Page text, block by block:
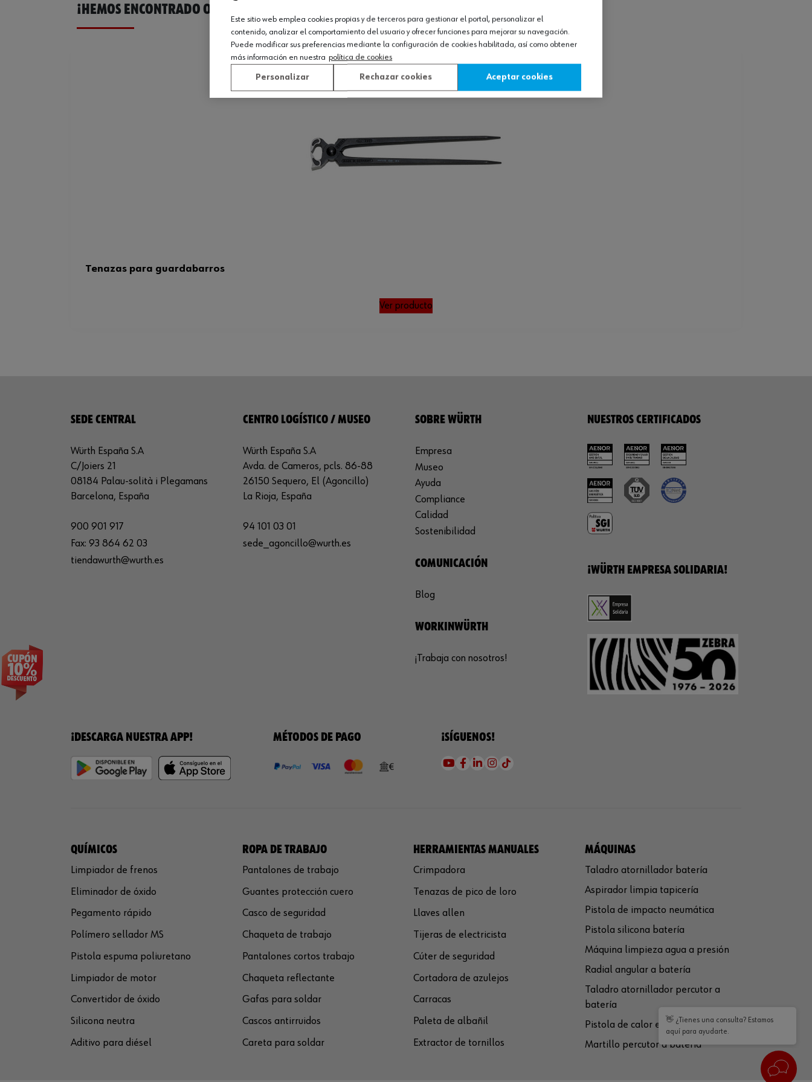
¡HEMOS ENCONTRADO OTROS PRODUCTOS QUE TE PUEDEN GUSTAR!
Tenazas para guardabarros
Ver producto
SEDE CENTRAL
Würth España S.A
C/Joiers 21
08184 Palau-solità i Plegamans
Barcelona, España
900 901 917
Fax: 93 864 62 03
tiendawurth@wurth.es
CENTRO LOGÍSTICO / MUSEO
Würth España S.A
Avda. de Cameros, pcls. 86-88
26150 Sequero, El (Agoncillo)
La Rioja, España
94 101 03 01
sede_agoncillo@wurth.es
SOBRE WÜRTH
Empresa
Museo
Ayuda
Compliance
Calidad
Sostenibilidad
COMUNICACIÓN
Blog
WORKINWÜRTH
¡Trabaja con nosotros!
NUESTROS CERTIFICADOS
¡WÜRTH EMPRESA SOLIDARIA!
¡DESCARGA NUESTRA APP! MÉTODOS DE PAGO ¡SÍGUENOS!
QUÍMICOS
Limpiador de frenos
Eliminador de óxido
Pegamento rápido
Polímero sellador MS
Pistola espuma poliuretano
Limpiador de motor
Convertidor de óxido
Silicona neutra
Aditivo para diésel
ROPA DE TRABAJO
Pantalones de trabajo
Guantes protección cuero
Casco de seguridad
Chaqueta de trabajo
Pantalones cortos trabajo
Chaqueta reflectante
Gafas para soldar
Cascos antirruidos
Careta para soldar
HERRAMIENTAS MANUALES
Crimpadora
Tenazas de pico de loro
Llaves allen
Tijeras de electricista
Cúter de seguridad
Cortadora de azulejos
Carracas
Paleta de albañil
Extractor de tornillos
MÁQUINAS
Taladro atornillador batería
Aspirador limpia tapicería
Pistola de impacto neumática
Pistola silicona batería
Máquina limpieza agua a presión
Radial angular a batería
Taladro atornillador percutor a
batería
Pistola de calor eléctrica
Martillo percutor a batería
👋 ¿Tienes una consulta? Estamos
aquí para ayudarte.
Este sitio web emplea cookies propias y de terceros para gestionar el portal, personalizar el
contenido, analizar el comportamiento del usuario y ofrecer funciones para mejorar su navegación.
Puede modificar sus preferencias mediante la configuración de cookies habilitada, así como obtener
más información en nuestra política de cookies
Personalizar Rechazar cookies Aceptar cookies